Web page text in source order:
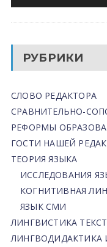
РУБРИКИ
СЛОВО РЕДАКТОРА
СРАВНИТЕЛЬНО-
РЕФОРМЫ
ГОСТИ НАШЕЙ
ТЕОРИЯ ЯЗЫКА
ИССЛЕДОВАНИЯ
КОГНИТИВНАЯ
ЯЗЫК СМИ
ЛИНГВИСТИКА
ЛИНГВОДИДАКТИКА